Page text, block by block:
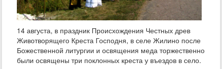
14 августа, в праздник Происхождения Честных древ
Животворящего Креста Господня, в селе Жилино после
Божественной литургии и освящения меда торжественно
были освящены три поклонных креста у въездов в село.